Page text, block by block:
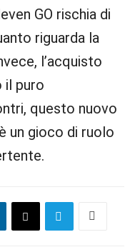
GO rischia di
riguarda la
l’acquisto
il puro
questo nuovo
un gioco di ruolo